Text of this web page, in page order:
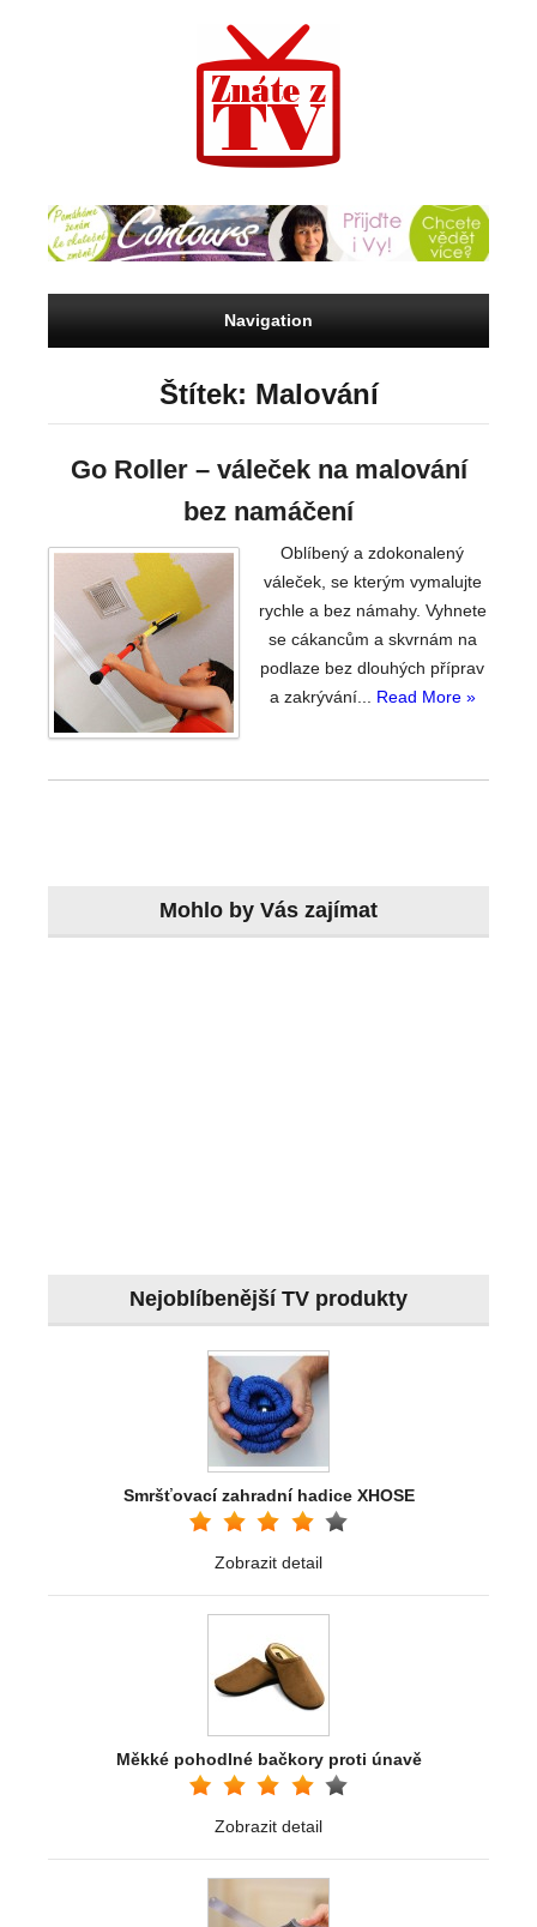
Navigation
Štítek: Malování
Go Roller – váleček na malování
bez namáčení
Oblíbený a zdokonalený
váleček, se kterým vymalujte
rychle a bez námahy. Vyhnete
se cákancům a skvrnám na
podlaze bez dlouhých příprav
a zakrývání... Read More »
Mohlo by Vás zajímat
Nejoblíbenější TV produkty
Smršťovací zahradní hadice XHOSE
Zobrazit detail
Měkké pohodlné bačkory proti únavě
Zobrazit detail